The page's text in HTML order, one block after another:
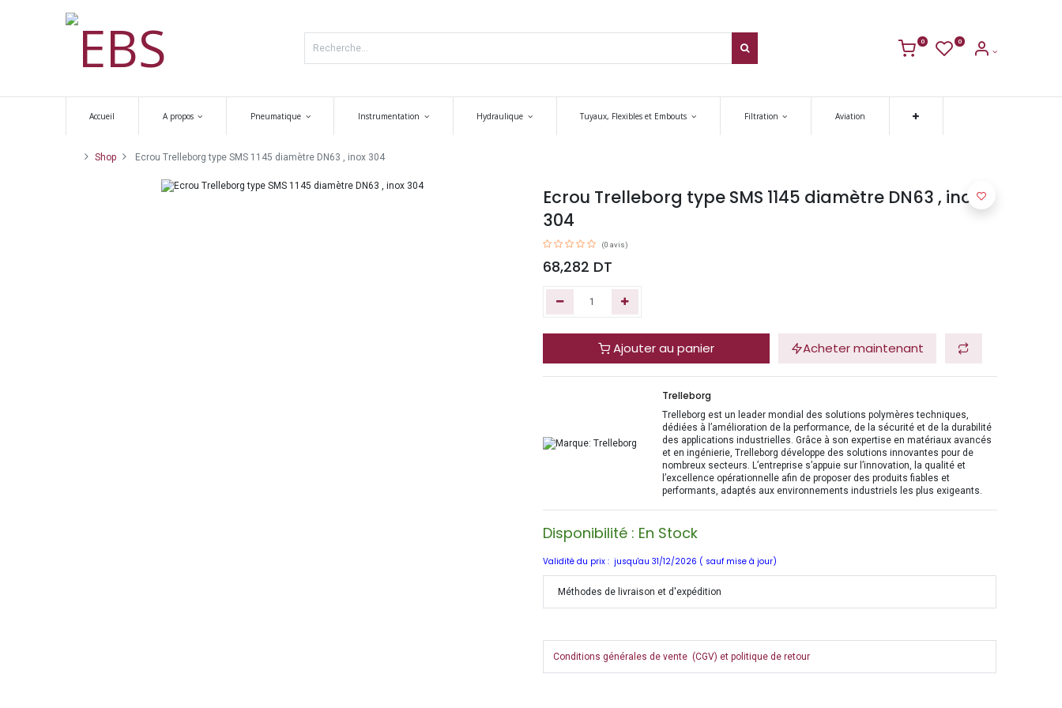
0 0
Accueil A propos Pneumatique Instrumentation Hydraulique Tuyaux, Flexibles et Embouts Filtration Aviation
Shop Ecrou Trelleborg type SMS 1145 diamètre DN63 , inox 304
Ecrou Trelleborg type SMS 1145 diamètre DN63 , inox
304
(0 avis)
68,282 DT
Ajouter au panier Acheter maintenant
Trelleborg
Trelleborg est un leader mondial des solutions polymères techniques,
dédiées à l’amélioration de la performance, de la sécurité et de la durabilité
des applications industrielles. Grâce à son expertise en matériaux avancés
et en ingénierie, Trelleborg développe des solutions innovantes pour de
nombreux secteurs. L’entreprise s’appuie sur l’innovation, la qualité et
l’excellence opérationnelle afin de proposer des produits fiables et
performants, adaptés aux environnements industriels les plus exigeants.
Disponibilité : En Stock
Validité du prix : jusqu'au 31/12/2026 ( sauf mise à jour)
Méthodes de livraison et d'expédition
Conditions générales de vente (CGV) et politique de retour